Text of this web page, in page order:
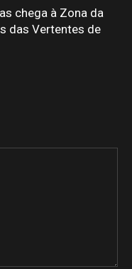
chega à Zona da
das Vertentes de